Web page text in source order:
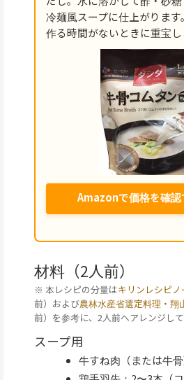
冷麺風スープに仕上がります
作る時間がないときに重宝し
Amazonで価格を確
材料（2人前）
※ 本レシピの分量はキリンレシピノ
前）および農林水産省選定料理・翔
前）を参考に、2人前へアレンジして
スープ用
牛すね肉（または牛